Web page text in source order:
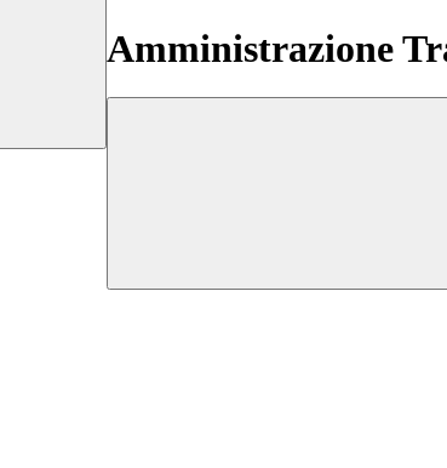
Amministrazione